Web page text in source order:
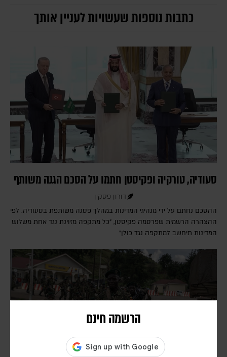
הרשמה חינם
כתבות נוספות שעשויות לעניין אותך
סעודיה, טורקיה ופקיסטן חתמו על הסכם הגנה משותף
דורון פסקין
ההסכם נחתם על ידי מנהיגי המדינות במהלך פסגה משותפת בסעודיה. לפי
ההצהרה הרשמית שפרסמה פקיסטן, "כל מתקפה מזוינת נגד אחת משלוש
המדינות תיחשב למתקפה נגד כולן"